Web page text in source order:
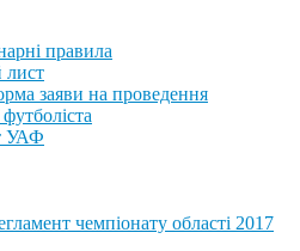
правила
лист
заяви на проведення
футболіста
УАФ
чемпіонату області 2017